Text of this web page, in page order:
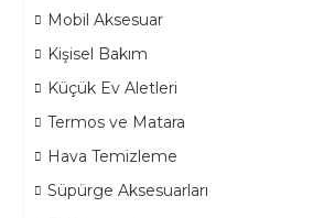
Mobil Aksesuar
Kişisel Bakım
Küçük Ev Aletleri
Termos ve Matara
Hava Temizleme
Süpürge Aksesuarları